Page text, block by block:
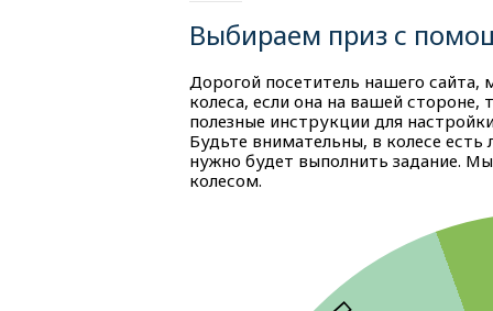
Выбираем приз с
Дорогой посетитель нашего
колеса, если она на вашей стороне,
полезные инструкции для
Будьте внимательны, в колесе
нужно будет выполнить задание.
колесом.